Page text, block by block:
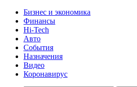
Бизнес и экономика
Финансы
Hi-Tech
Авто
События
Назначения
Видео
Коронавирус